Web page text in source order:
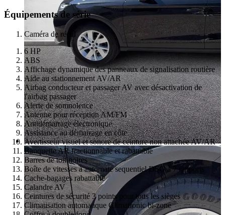
Équipements de série
Caméra de recul
6 HP
ABS
Affichage dynamique des panneaux de signalisation routière
Aide au stationnement AV/AR
Airbag conducteur et passager AV avec désactivation de
l'airbag passager
Alerte de somnolence
Antenne pour réception AM/FM
Antidémarrage électronique
Assistance au démarrage en côte
Avertisseur visuel et sonore de ceinture non attachée AV/AR
Banquette AR fractionnable et rabattable
Barres de toit noires
Boîte de vitesses à automate sequentiel DSG à 7 rapports
Cache-bagages rabattable
Calandre AV
Ceintures de sécurité 3 points pour tous les sièges
Climatisation automatique Climatronic bi-zone